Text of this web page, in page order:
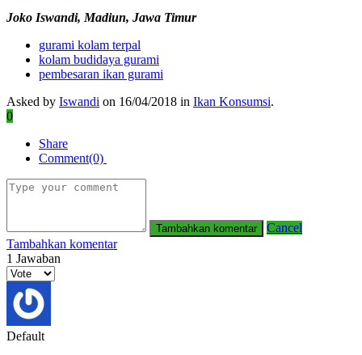
Joko Iswandi, Madiun, Jawa Timur
gurami kolam terpal
kolam budidaya gurami
pembesaran ikan gurami
Asked by Iswandi on 16/04/2018 in Ikan Konsumsi.
0
Share
Comment(0)
Cancel
Tambahkan komentar
1 Jawaban
Default